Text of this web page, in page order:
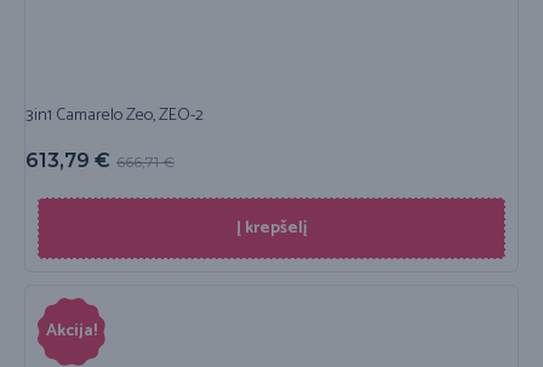
3in1 Camarelo Zeo, ZEO-2
666,71€
613,79 €
Į krepšelį
Akcija!